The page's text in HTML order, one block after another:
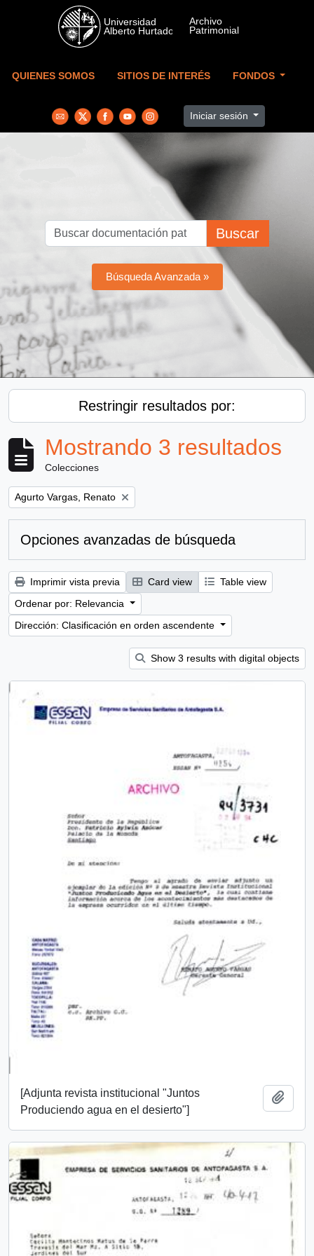
Skip to main content
QUIENES SOMOS SITIOS DE INTERÉS FONDOS
Iniciar sesión
Buscar
Búsqueda Avanzada »
Restringir resultados por:
Mostrando 3 resultados
Colecciones
Remove filter:
Agurto Vargas, Renato
Opciones avanzadas de búsqueda
Imprimir vista previa Card view
Table view
Ordenar por: Relevancia
Dirección: Clasificación en orden ascendente
Show 3 results with digital objects
[Adjunta revista institucional "Juntos
Produciendo agua en el desierto"]